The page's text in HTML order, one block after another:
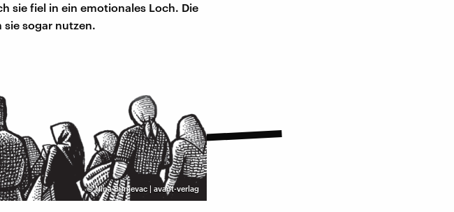
sie fiel in ein emotionales Loch. Die
sie sogar nutzen.
©Nina Bunjevac | avant-verlag